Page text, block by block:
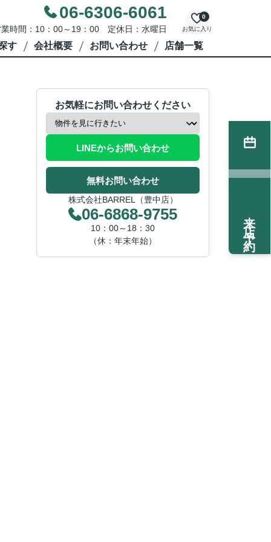
06-6306-6061
時間：10：00～19：00 定休日：水曜日 お気に入り
0
す 会社概要 お問い合わせ 店舗一覧
お気軽にお問い合わせください
LINEからお問い合わせ
無料お問い合わせ
株式会社BARREL（豊中店）
06-6868-9755
10：00～18：30
（休：年末年始）
来店予約